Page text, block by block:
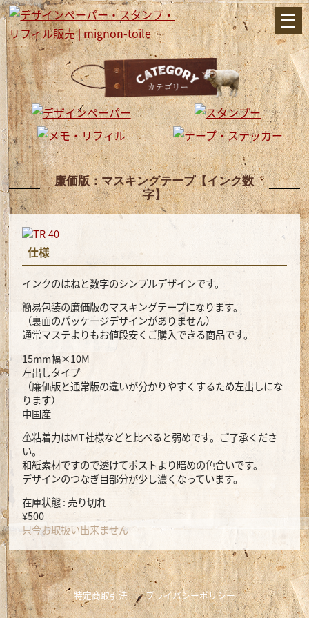
メ
ニ
ュ
ー
を
開
く
廉価版：マスキングテープ【インク数
字】
仕様
インクのはねと数字のシンプルデザインです。
簡易包装の廉価版のマスキングテープになります。
（裏面のパッケージデザインがありません）
通常マステよりもお値段安くご購入できる商品です。
15mm幅×10M
左出しタイプ
（廉価版と通常版の違いが分かりやすくするため左出しにな
ります）
中国産
⚠️粘着力はMT社様などと比べると弱めです。ご了承くださ
い。
和紙素材ですので透けてポストより暗めの色合いです。
デザインのつなぎ目部分が少し濃くなっています。
在庫状態 : 売り切れ
¥500
只今お取扱い出来ません
特定商取引法 プライバシーポリシー